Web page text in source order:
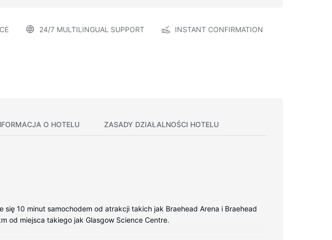
24/7 MULTILINGUAL SUPPORT INSTANT CONFIRMATION
O HOTELU ZASADY DZIAŁALNOŚCI HOTELU
10 minut samochodem od atrakcji takich jak Braehead Arena i Braehead
od miejsca takiego jak Glasgow Science Centre.